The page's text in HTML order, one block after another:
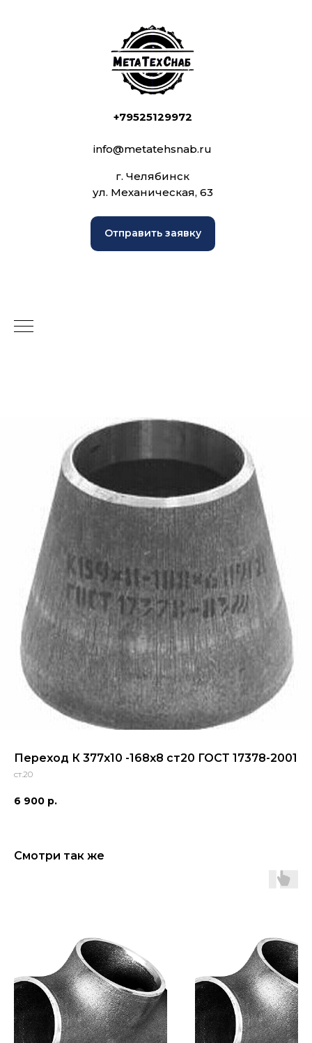
+79525129972
info@metatehsnab.ru
г. Челябинск
ул. Механическая, 63
Отправить заявку
Переход К 377x10 -168x8 ст20 ГОСТ 17378-2001
ст.20
6 900 р.
Смотри так же